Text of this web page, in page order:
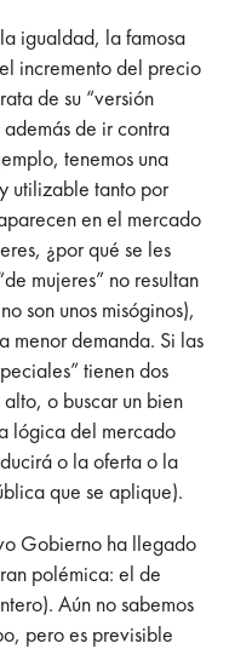
igualdad, la famosa
incremento del precio
de su “versión
de ir contra
tenemos una
utilizable tanto por
en el mercado
¿por qué se les
mujeres” no resultan
son unos misóginos),
menor demanda. Si las
tienen dos
o buscar un bien
lógica del mercado
o la oferta o la
que se aplique).
Gobierno ha llegado
polémica: el de
Aún no sabemos
pero es previsible